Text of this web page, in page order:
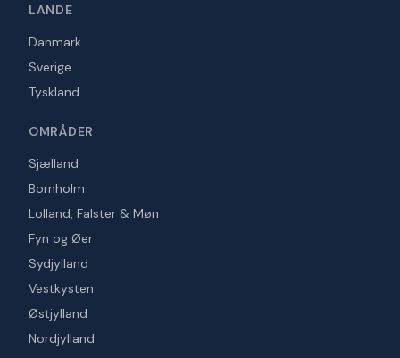
LANDE
Danmark
Sverige
Tyskland
OMRÅDER
Sjælland
Bornholm
Lolland, Falster & Møn
Fyn og Øer
Sydjylland
Vestkysten
Østjylland
Nordjylland